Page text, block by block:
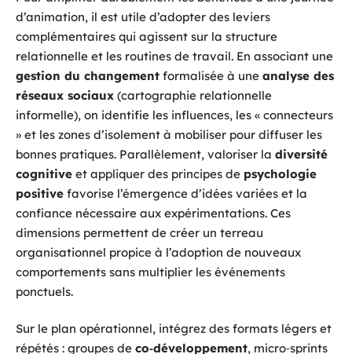
d’animation, il est utile d’adopter des leviers
complémentaires qui agissent sur la structure
relationnelle et les routines de travail. En associant une
gestion du changement formalisée à une analyse des
réseaux sociaux (cartographie relationnelle
informelle), on identifie les influences, les « connecteurs
» et les zones d’isolement à mobiliser pour diffuser les
bonnes pratiques. Parallèlement, valoriser la diversité
cognitive et appliquer des principes de psychologie
positive favorise l’émergence d’idées variées et la
confiance nécessaire aux expérimentations. Ces
dimensions permettent de créer un terreau
organisationnel propice à l’adoption de nouveaux
comportements sans multiplier les événements
ponctuels.
Sur le plan opérationnel, intégrez des formats légers et
répétés : groupes de co‑développement, micro‑sprints